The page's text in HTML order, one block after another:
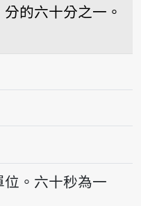
的六十分之一。
讀bió-tsing
。六十秒為一